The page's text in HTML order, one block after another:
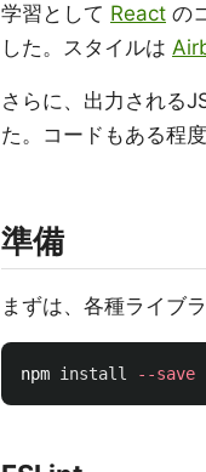
学習として React の
した。スタイルは
さらに、出力される
た。コードもある程
準備
まずは、各種ライブ
npm install --save